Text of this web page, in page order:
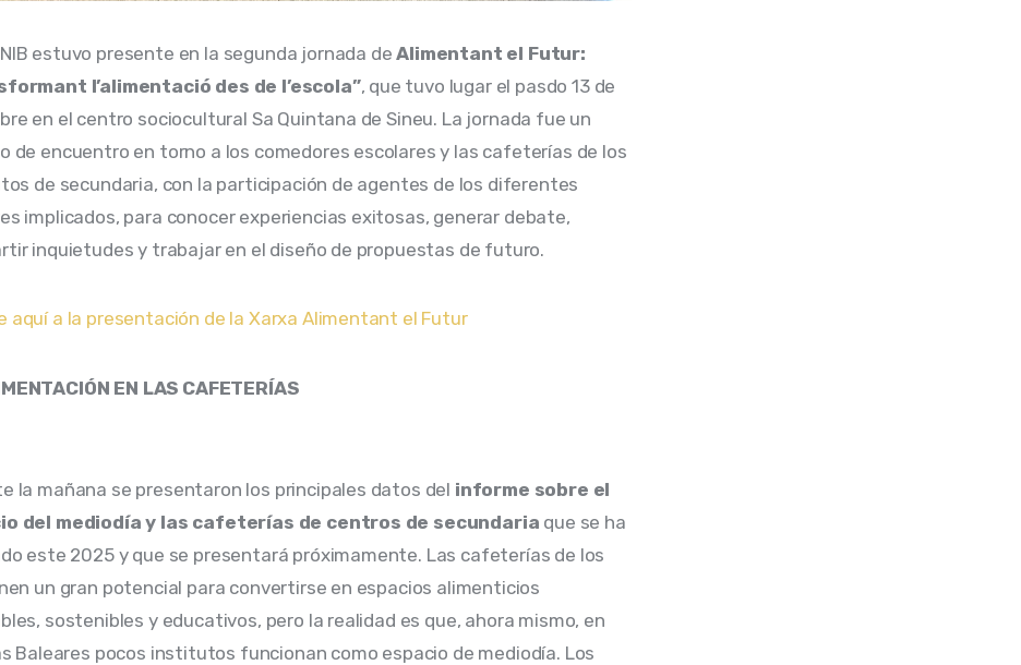
estuvo presente en la segunda jornada de Alimentant el Futur:
l’alimentació des de l’escola”, que tuvo lugar el pasdo 13 de
en el centro sociocultural Sa Quintana de Sineu. La jornada fue un
de encuentro en torno a los comedores escolares y las cafeterías de los
de secundaria, con la participación de agentes de los diferentes
implicados, para conocer experiencias exitosas, generar debate,
inquietudes y trabajar en el diseño de propuestas de futuro.
aquí a la presentación de la Xarxa Alimentant el Futur
EN LAS CAFETERÍAS
la mañana se presentaron los principales datos del informe sobre el
del mediodía y las cafeterías de centros de secundaria que se ha
este 2025 y que se presentará próximamente. Las cafeterías de los
un gran potencial para convertirse en espacios alimenticios
sostenibles y educativos, pero la realidad es que, ahora mismo, en
Baleares pocos institutos funcionan como espacio de mediodía. Los